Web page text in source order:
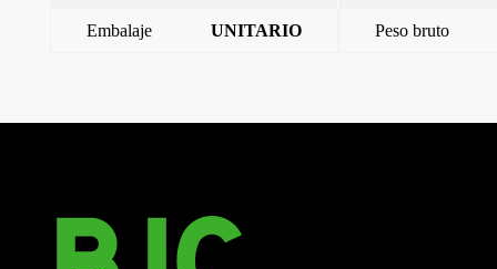
Embalaje UNITARIO Peso bruto